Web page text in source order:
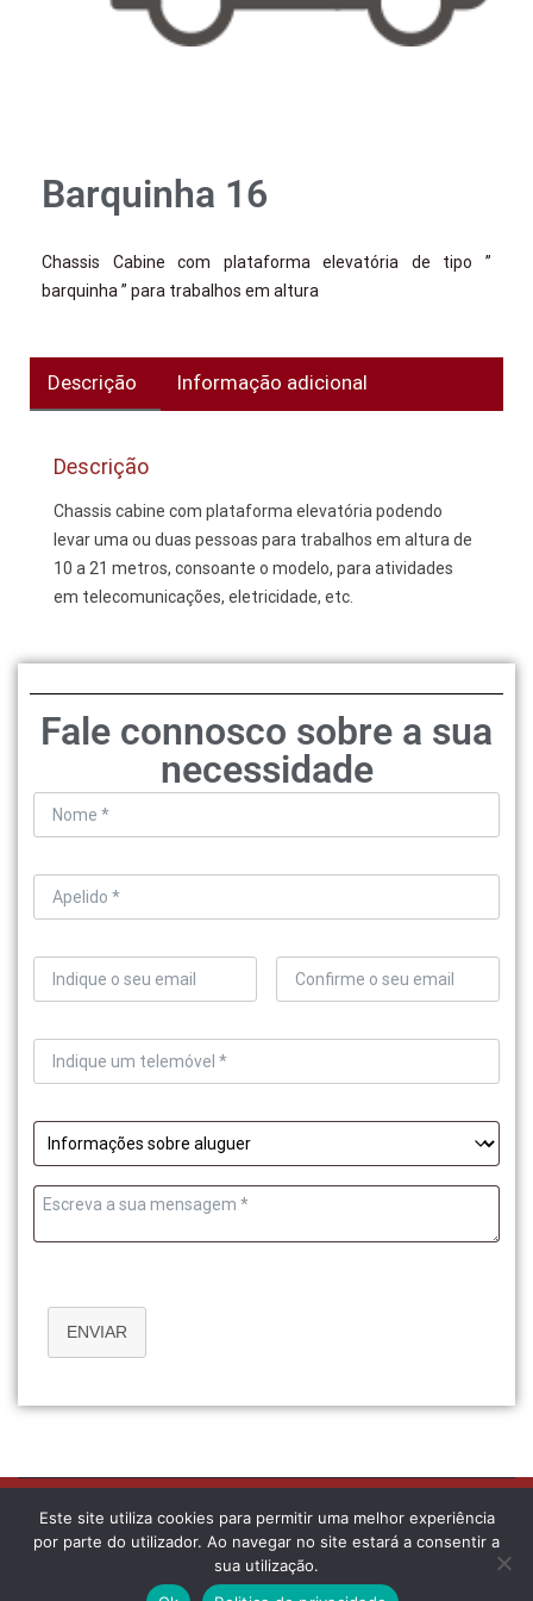
Barquinha 16
Chassis Cabine com plataforma elevatória de tipo ”
barquinha ” para trabalhos em altura
Descrição Informação adicional
Descrição
Chassis cabine com plataforma elevatória podendo
levar uma ou duas pessoas para trabalhos em altura de
10 a 21 metros, consoante o modelo, para atividades
em telecomunicações, eletricidade, etc.
Fale connosco sobre a sua
necessidade
ENVIAR
Copyright © 2026ServilocAll rights reserved. Desenvolvido porDevbrain,
Lda
Este site utiliza cookies para permitir uma melhor experiência
por parte do utilizador. Ao navegar no site estará a consentir a
sua utilização.